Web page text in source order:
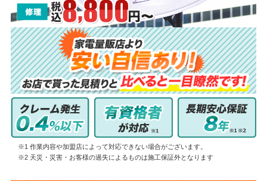
※1 作業内容や加盟店によって対応できない場合がございます。
※2 天災・災害・お客様の過失によるものは施工保証外となります